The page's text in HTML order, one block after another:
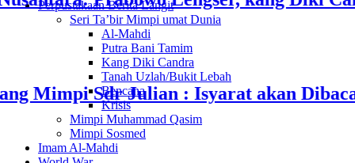
Perpustakaan Berita Langit
Seri Ta’bir Mimpi umat Dunia
Al-Mahdi
Putra Bani Tamim
Kang Diki Candra
Tanah Uzlah/Bukit Lebah
Bencana
Krisis
Mimpi Muhammad Qasim
Mimpi Sosmed
Imam Al-Mahdi
Sdr Julian : Isyarat akan Dibacakan